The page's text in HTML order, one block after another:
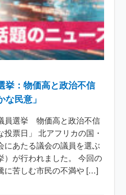
挙：物価高と政治不信
民意」
員選挙 物価高と政治不信
投票日」 北アフリカの国・
にあたる議会の議員を選ぶ
）が行われました。 今回の
に苦しむ市民の不満や […]